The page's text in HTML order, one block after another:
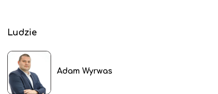
Ludzie
Adam Wyrwas